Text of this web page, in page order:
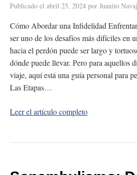
Publicado el abril 25, 2024 por Juanito
Cómo Abordar una Infidelidad
ser uno de los desafíos más difíciles en
hacia el perdón puede ser largo y
dónde puede llevar. Pero para aquellos
viaje, aquí está una guía personal para
Las Etapas…
Leer el artículo completo